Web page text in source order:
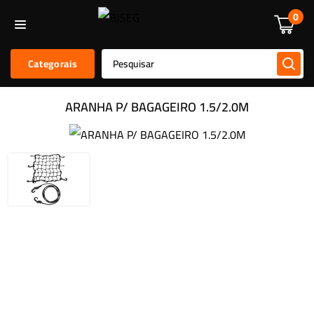
0
Categorais
Alarmes E Sensores
ARANHA P/ BAGAGEIRO 1.5/2.0M